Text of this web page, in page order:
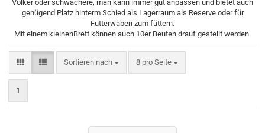
Völker oder schwächere, man kann immer gut anpassen und bietet auch
genügend Platz hinterm Schied als Lagerraum als Reserve oder für
Futterwaben zum füttern.
Mit einem kleinenBrett können auch 10er Beuten drauf gestellt werden.
Sortieren nach
Sortieren nach 8 pro Seite
pro Seite
1